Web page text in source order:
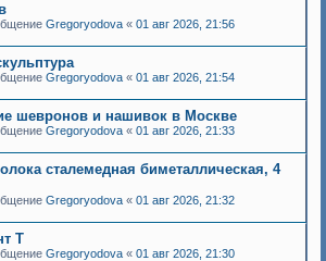
Gregoryodova « 01 авг 2026, 21:56
Gregoryodova « 01 авг 2026, 21:54
шевронов и нашивок в Москве
Gregoryodova « 01 авг 2026, 21:33
сталемедная биметаллическая, 4
Gregoryodova « 01 авг 2026, 21:32
Т
Gregoryodova « 01 авг 2026, 21:30